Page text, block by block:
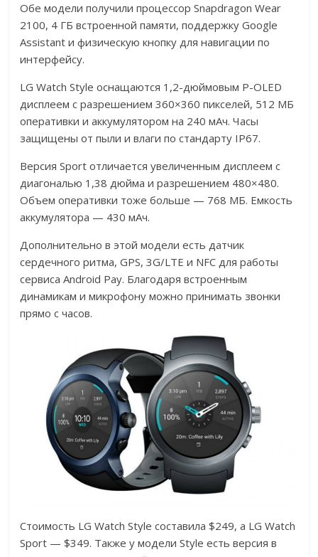
Обе модели получили процессор Snapdragon Wear
2100, 4 ГБ встроенной памяти, поддержку Google
Assistant и физическую кнопку для навигации по
интерфейсу.
LG Watch Style оснащаются 1,2-дюймовым P-OLED
дисплеем с разрешением 360×360 пикселей, 512 МБ
оперативки и аккумулятором на 240 мАч. Часы
защищены от пыли и влаги по стандарту IP67.
Версия Sport отличается увеличенным дисплеем с
диагональю 1,38 дюйма и разрешением 480×480.
Объем оперативки тоже больше — 768 МБ. Емкость
аккумулятора — 430 мАч.
Дополнительно в этой модели есть датчик
сердечного ритма, GPS, 3G/LTE и NFC для работы
сервиса Android Pay. Благодаря встроенным
динамикам и микрофону можно принимать звонки
прямо с часов.
Стоимость LG Watch Style составила $249, а LG Watch
Sport — $349. Также у модели Style есть версия в